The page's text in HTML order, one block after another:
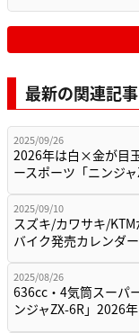
最新の関連記
2025/09/26
2026年は白×金が目
ースポーツ「ニンジ
2025/09/10
スズキ/カワサキ/
バイク発売カレンダ
2025/08/26
636cc・4気筒スーパ
ンジャZX-6R」2026